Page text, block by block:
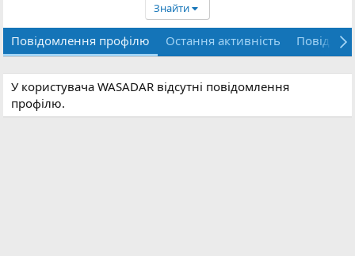
Знайти
Повідомлення профілю Остання активність
У користувача WASADAR відсутні повідомлення
профілю.